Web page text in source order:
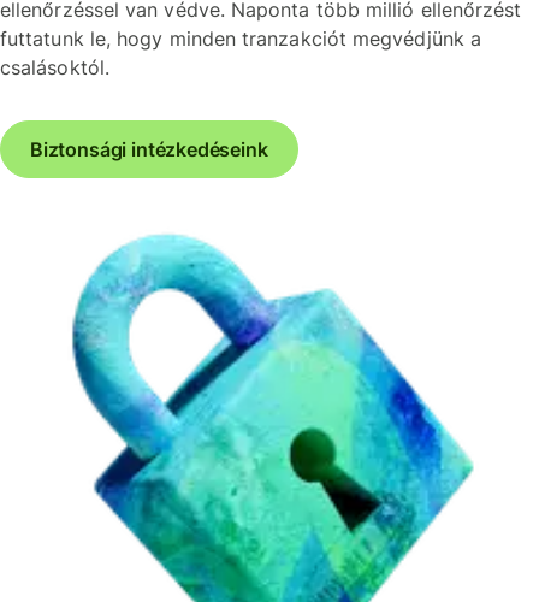
ellenőrzéssel van védve. Naponta több millió ellenőrzést
futtatunk le, hogy minden tranzakciót megvédjünk a
csalásoktól.
Biztonsági intézkedéseink